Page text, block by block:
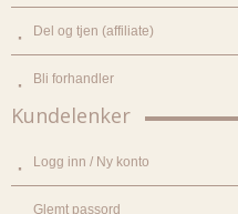
Del og tjen (affiliate)
Bli forhandler
Kundelenker
Logg inn / Ny konto
Glemt passord